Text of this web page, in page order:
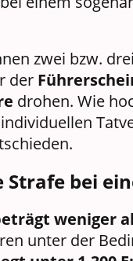
zwei bzw. drei
der
drohen. Wie
Strafe bei
weniger
unter der